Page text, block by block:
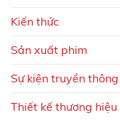
Kiến thức
Sản xuất phim
Sự kiện truyền
Thiết kế thương hiệu